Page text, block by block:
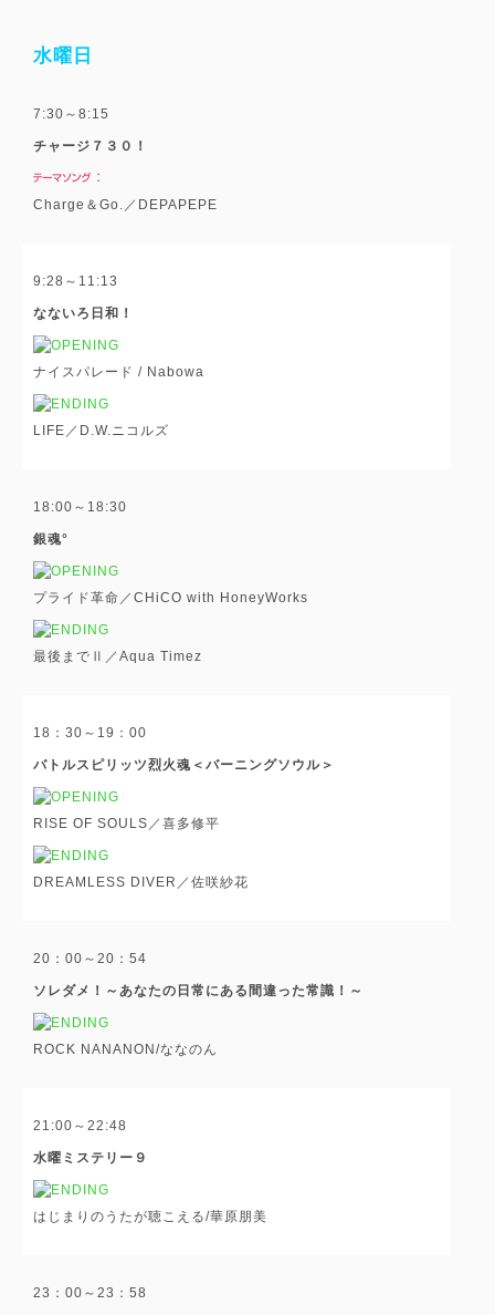
水曜日
7:30～8:15
チャージ７３０！
Charge＆Go.／DEPAPEPE
9:28～11:13
なないろ日和！
ナイスパレード / Nabowa
LIFE／D.W.ニコルズ
18:00～18:30
銀魂°
プライド革命／CHiCO with HoneyWorks
最後までⅡ／Aqua Timez
18：30～19：00
バトルスピリッツ烈火魂＜バーニングソウル＞
RISE OF SOULS／喜多修平
DREAMLESS DIVER／佐咲紗花
20：00～20：54
ソレダメ！～あなたの日常にある間違った常識！～
ROCK NANANON/ななのん
21:00～22:48
水曜ミステリー９
はじまりのうたが聴こえる/華原朋美
23：00～23：58